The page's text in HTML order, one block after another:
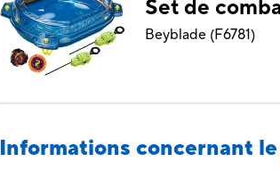
Set de
Beyblade (F6781)
Informations concernant